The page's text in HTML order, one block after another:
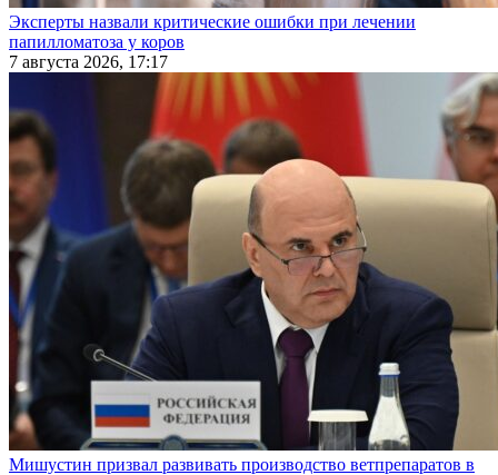
Эксперты назвали критические ошибки при лечении
папилломатоза у коров
7 августа 2026, 17:17
Мишустин призвал развивать производство ветпрепаратов в